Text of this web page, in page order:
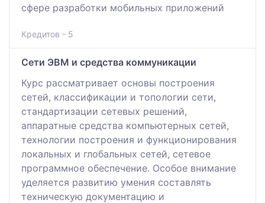
сфере разработки мобильных приложений
Кредитов - 5
Сети ЭВМ и средства коммуникации
Курс рассматривает основы построения
сетей, классификации и топологии сети,
стандартизации сетевых решений,
аппаратные средства компьютерных сетей,
технологии построения и функционирования
локальных и глобальных сетей, сетевое
программное обеспечение. Особое внимание
уделяется развитию умения составлять
техническую документацию и